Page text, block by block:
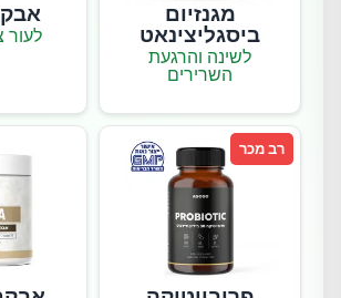
מגנזיום
ביסגליצינאט
לשינה והרגעת
השרירים
לעור
רב מכר